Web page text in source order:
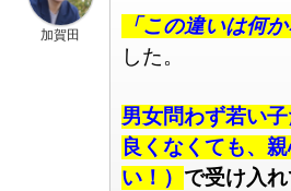
加賀田 「この違いは何か
した。
男女問わず若い
良くなくても、
い！） で受け入れ